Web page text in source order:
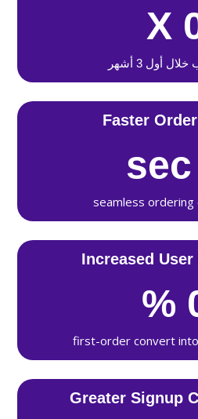
X
أول 3 أشهر
Faster
sec
seamless ordering
Increased
%
first-order convert
Greater Signup